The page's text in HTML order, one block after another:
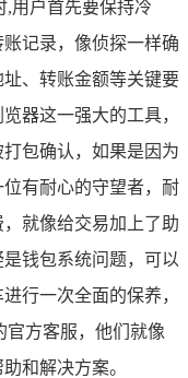
,用户首先要保持冷
记录，像侦探一样确
、转账金额等关键要
器这一强大的工具，
包确认，如果是因为
有耐心的守望者，耐
就像给交易加上了助
钱包系统问题，可以
行一次全面的保养，
官方客服，他们就像
和解决方案。